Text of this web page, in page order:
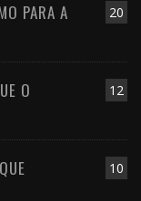
20
PARA A
12
O
10